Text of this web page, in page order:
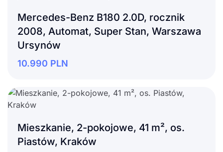
Mercedes-Benz B180 2.0D, rocznik
2008, Automat, Super Stan, Warszawa
Ursynów
10.990 PLN
Mieszkanie, 2-pokojowe, 41 m², os.
Piastów, Kraków